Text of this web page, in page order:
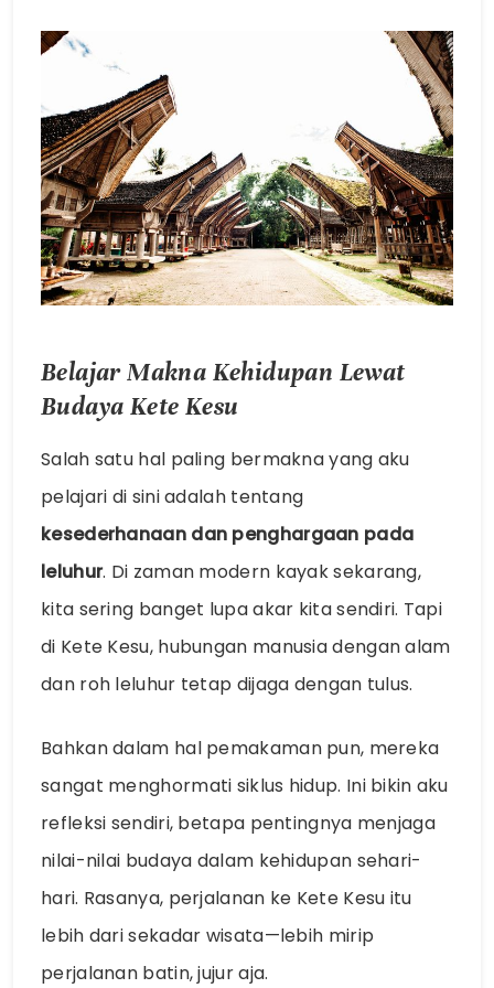
Belajar Makna Kehidupan Lewat
Budaya Kete Kesu
Salah satu hal paling bermakna yang aku
pelajari di sini adalah tentang
kesederhanaan dan penghargaan pada
leluhur. Di zaman modern kayak sekarang,
kita sering banget lupa akar kita sendiri. Tapi
di Kete Kesu, hubungan manusia dengan alam
dan roh leluhur tetap dijaga dengan tulus.
Bahkan dalam hal pemakaman pun, mereka
sangat menghormati siklus hidup. Ini bikin aku
refleksi sendiri, betapa pentingnya menjaga
nilai-nilai budaya dalam kehidupan sehari-
hari. Rasanya, perjalanan ke Kete Kesu itu
lebih dari sekadar wisata—lebih mirip
perjalanan batin, jujur aja.